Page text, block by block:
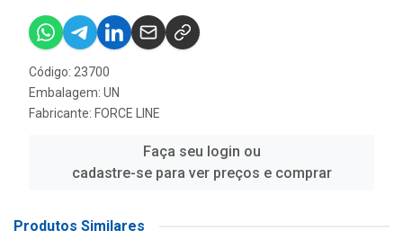
Código: 23700
Embalagem: UN
Fabricante: FORCE LINE
Faça seu login ou
cadastre-se para ver preços e comprar
Produtos Similares